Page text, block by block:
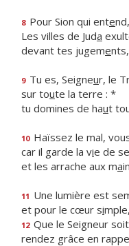
8 Pour Sion qui ente
Les villes de Juda
devant tes jugeme
9 Tu es, Seigneur, le
sur toute la terre : *
tu domines de haut
10 Haïssez le mal,
car il garde la vie de
et les arrache aux ma
11 Une lumière est
et pour le cœur si
12 Que le Seigneur
rendez grâce en